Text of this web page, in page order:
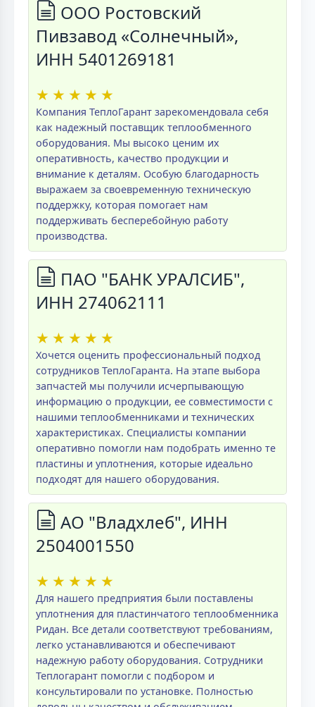
ООО Ростовский
Пивзавод «Солнечный»,
ИНН 5401269181
★ ★ ★ ★ ★
Компания ТеплоГарант зарекомендовала себя
как надежный поставщик теплообменного
оборудования. Мы высоко ценим их
оперативность, качество продукции и
внимание к деталям. Особую благодарность
выражаем за своевременную техническую
поддержку, которая помогает нам
поддерживать бесперебойную работу
производства.
ПАО "БАНК УРАЛСИБ",
ИНН 274062111
★ ★ ★ ★ ★
Хочется оценить профессиональный подход
сотрудников ТеплоГаранта. На этапе выбора
запчастей мы получили исчерпывающую
информацию о продукции, ее совместимости с
нашими теплообменниками и технических
характеристиках. Специалисты компании
оперативно помогли нам подобрать именно те
пластины и уплотнения, которые идеально
подходят для нашего оборудования.
АО "Владхлеб", ИНН
2504001550
★ ★ ★ ★ ★
Для нашего предприятия были поставлены
уплотнения для пластинчатого теплообменника
Ридан. Все детали соответствуют требованиям,
легко устанавливаются и обеспечивают
надежную работу оборудования. Сотрудники
Теплогарант помогли с подбором и
консультировали по установке. Полностью